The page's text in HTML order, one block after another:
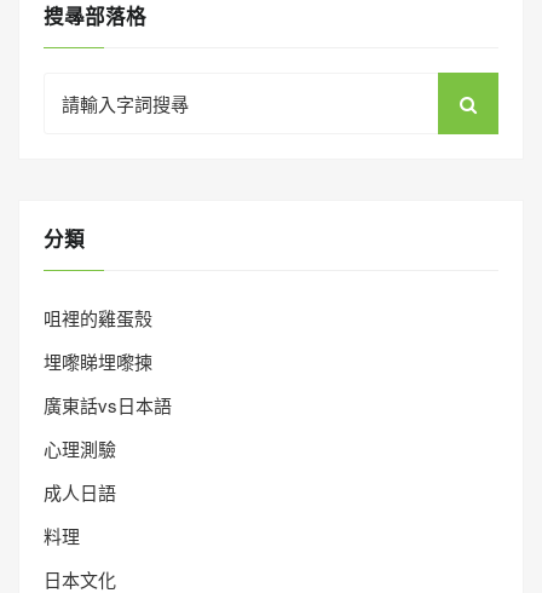
搜㝷部落格
for:
分類
咀裡的雞蛋殼
埋嚟睇埋嚟揀
廣東話vs日本語
心理測驗
成人日語
料理
日本文化